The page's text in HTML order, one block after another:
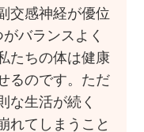
交感神経が優位
バランスよく
たちの体は健康
るのです。ただ
な生活が続く
れてしまうこと